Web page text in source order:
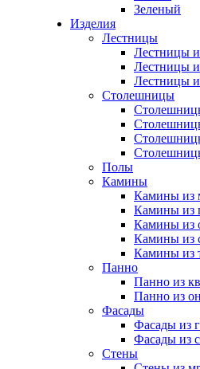
Зеленый
Изделия
Лестницы
Лестницы
Лестницы
Лестницы
Столешницы
Полы
Камины
Камины из
Камины из
Камины из
Камины из
Камины из
Панно
Панно из
Панно из
Фасады
Фасады из
Фасады из
Стены